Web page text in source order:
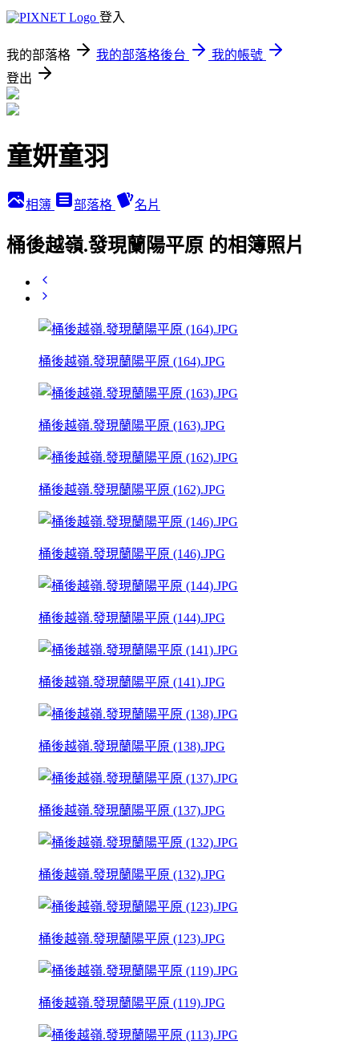
登入
我的部落格 我的部落格後台
我的帳號
登出
童妍童羽
相簿 部落格 名片
桶後越嶺.發現蘭陽平原 的相簿照片
桶後越嶺.發現蘭陽平原 (164).JPG
桶後越嶺.發現蘭陽平原 (163).JPG
桶後越嶺.發現蘭陽平原 (162).JPG
桶後越嶺.發現蘭陽平原 (146).JPG
桶後越嶺.發現蘭陽平原 (144).JPG
桶後越嶺.發現蘭陽平原 (141).JPG
桶後越嶺.發現蘭陽平原 (138).JPG
桶後越嶺.發現蘭陽平原 (137).JPG
桶後越嶺.發現蘭陽平原 (132).JPG
桶後越嶺.發現蘭陽平原 (123).JPG
桶後越嶺.發現蘭陽平原 (119).JPG